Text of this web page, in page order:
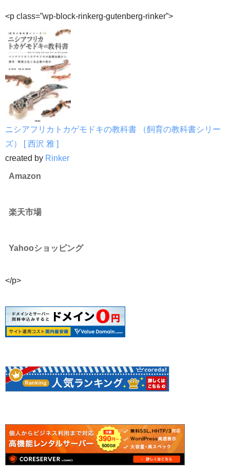
<p class=”wp-block-rinkerg-gutenberg-rinker”>
ニシアフリカトカゲモドキの教科書 （飼育の教科書シリー
ズ） [ 西沢 雅 ]
created by Rinker
Amazon
楽天市場
Yahooショッピング
</p>